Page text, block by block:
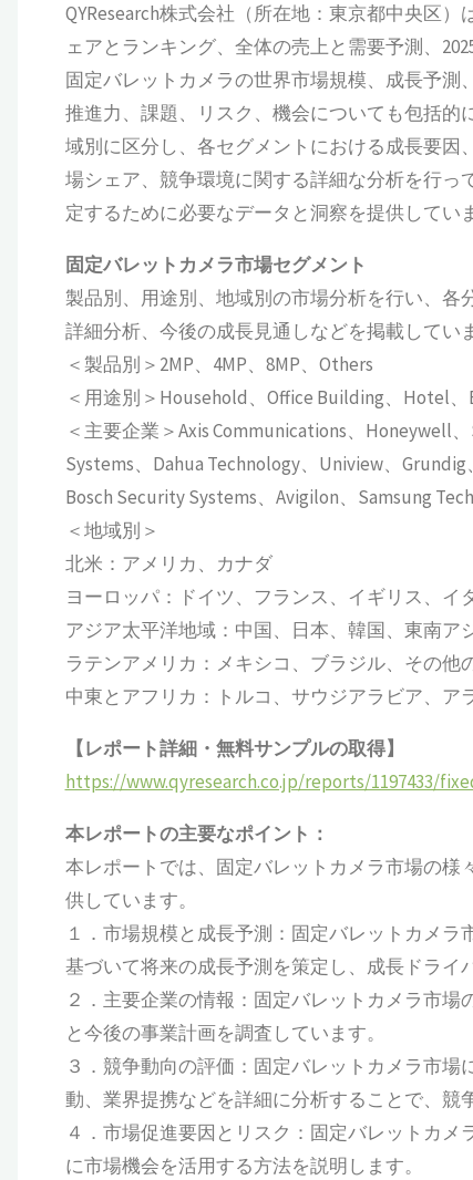
QYResearch株式会社（所在地：東京都中央区
ェアとランキング、全体の売上と需要予測、
固定バレットカメラの世界市場規模、成長予
推進力、課題、リスク、機会についても包括
域別に区分し、各セグメントにおける成長要
場シェア、競争環境に関する詳細な分析を行
定するために必要なデータと洞察を提供してい
固定バレットカメラ市場セグメント
製品別、用途別、地域別の市場分析を行い、
詳細分析、今後の成長見通しなどを掲載してい
＜製品別＞2MP、4MP、8MP、Others
＜用途別＞Household、Office Building、Hotel、
＜主要企業＞Axis Communications、Honeywell
Systems、Dahua Technology、Uniview、
Bosch Security Systems、Avigilon、Samsung
＜地域別＞
北米：アメリカ、カナダ
ヨーロッパ：ドイツ、フランス、イギリス、
アジア太平洋地域：中国、日本、韓国、東南
ラテンアメリカ：メキシコ、ブラジル、その他
中東とアフリカ：トルコ、サウジアラビア、
【レポート詳細・無料サンプルの取得】
https://www.qyresearch.co.jp/reports/1197433/
本レポートの主要なポイント：
本レポートでは、固定バレットカメラ市場の
供しています。
１．市場規模と成長予測：固定バレットカメラ
基づいて将来の成長予測を策定し、成長ドライ
２．主要企業の情報：固定バレットカメラ市
と今後の事業計画を調査しています。
３．競争動向の評価：固定バレットカメラ市
動、業界提携などを詳細に分析することで、競
４．市場促進要因とリスク：固定バレットカ
に市場機会を活用する方法を説明します。